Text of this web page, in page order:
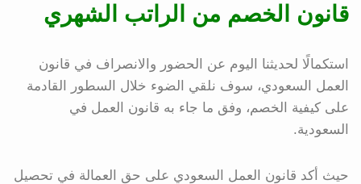
قانون الخصم من الراتب الشهري
استكمالًا لحديثنا اليوم عن الحضور والانصراف في قانون
العمل السعودي، سوف نلقي الضوء خلال السطور القادمة
على كيفية الخصم، وفق ما جاء به قانون العمل في
السعودية.
حيث أكد قانون العمل السعودي على حق العمالة في تحصيل